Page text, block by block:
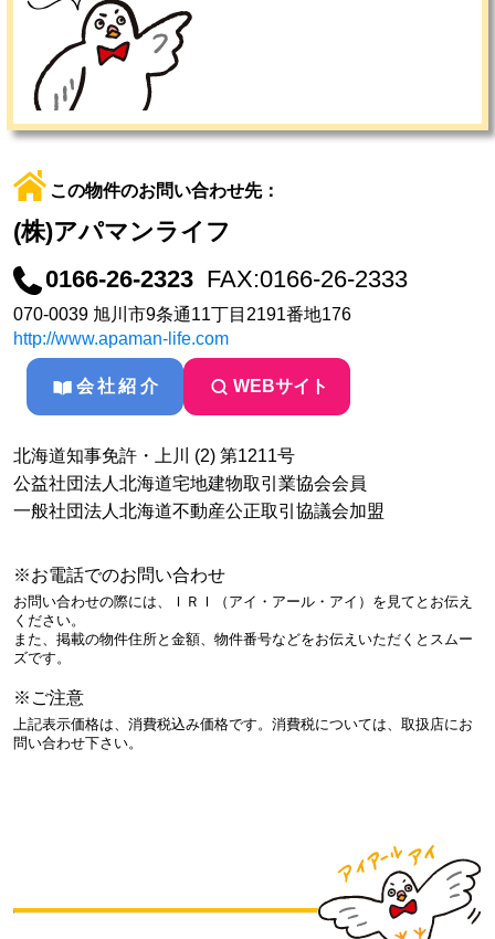
この物件のお問い合わせ先：
(株)アパマンライフ
0166-26-2323 FAX:0166-26-2333
070-0039 旭川市9条通11丁目2191番地176
http://www.apaman-life.com
会社紹介 WEBサイト
北海道知事免許・上川 (2) 第1211号
公益社団法人北海道宅地建物取引業協会会員
一般社団法人北海道不動産公正取引協議会加盟
※お電話でのお問い合わせ
お問い合わせの際には、ＩＲＩ（アイ・アール・アイ）を見てとお伝え
ください。
また、掲載の物件住所と金額、物件番号などをお伝えいただくとスムー
ズです。
※ご注意
上記表示価格は、消費税込み価格です。消費税については、取扱店にお
問い合わせ下さい。